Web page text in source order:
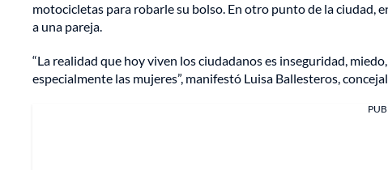
motocicletas para robarle su bolso. En otro punto de la ciudad,
a una pareja.
“La realidad que hoy viven los ciudadanos es inseguridad,
especialmente las mujeres”, manifestó Luisa Ballesteros,